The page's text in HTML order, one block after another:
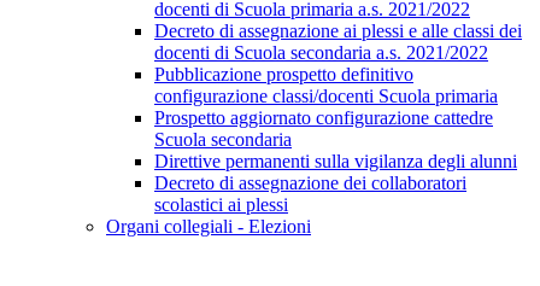
docenti di Scuola primaria a.s. 2021/2022
Decreto di assegnazione ai plessi e alle classi dei
docenti di Scuola secondaria a.s. 2021/2022
Pubblicazione prospetto definitivo
configurazione classi/docenti Scuola primaria
Prospetto aggiornato configurazione cattedre
Scuola secondaria
Direttive permanenti sulla vigilanza degli alunni
Decreto di assegnazione dei collaboratori
scolastici ai plessi
Organi collegiali - Elezioni